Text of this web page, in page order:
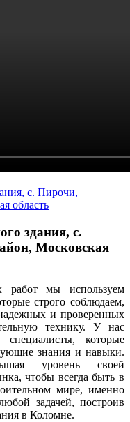
с. Пирочи,
область
здания, с.
Московская
работ мы используем
строго соблюдаем,
и проверенных
технику. У нас
специалисты, которые
знания и навыки.
уровень своей
чтобы всегда быть в
мире, именно
задачей, построив
в Коломне.